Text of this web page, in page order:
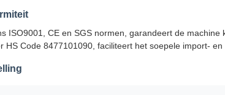
ISO9001, CE en SGS normen, garandeert de machine
HS Code 8477101090, faciliteert het soepele import-